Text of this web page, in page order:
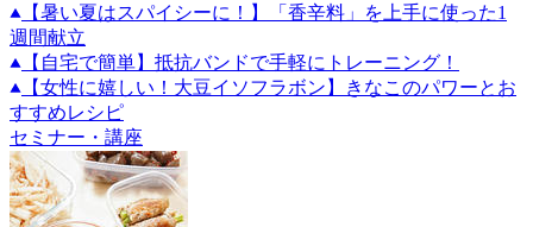
【暑い夏はスパイシーに！】「香辛料」を上手に使った1
週間献立
【自宅で簡単】抵抗バンドで手軽にトレーニング！
【女性に嬉しい！大豆イソフラボン】きなこのパワーとお
すすめレシピ
セミナー・講座